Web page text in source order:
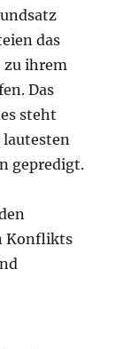
das
zu ihrem
Das
steht
lautesten
gepredigt.
Konflikts